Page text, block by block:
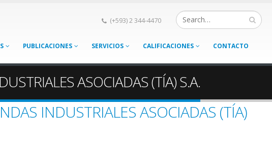
(+593) 2 344-4470
PUBLICACIONES SERVICIOS CALIFICACIONES CONTACTO
ASOCIADAS (TÍA) S.A.
INDUSTRIALES ASOCIADAS (TÍA)